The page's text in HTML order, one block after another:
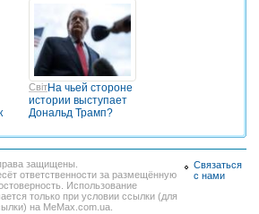
СвітНа чьей стороне
истории выступает
Дональд Трамп?
защищены.
ответственности за размещённую
Использование
только при условии ссылки (для
на MeMax.com.ua.
Связаться
с нами